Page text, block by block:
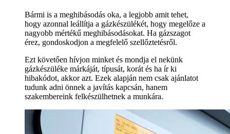
Bármi is a meghibásodás oka, a legjobb amit tehet,
hogy azonnal leállítja a gázkészülékét, hogy megelőze a
nagyobb mértékű meghibásodásokat. Ha gázszagot
érez, gondoskodjon a megfelelő szellőztetésről.
Ezt követően hívjon minket és mondja el nekünk
gázkészüléke márkáját, típusát, korát és ha ír ki
hibakódot, akkor azt. Ezek alapján nem csak ajánlatot
tudunk adni önnek a javítás kapcsán, hanem
szakembereink felkészülhetnek a munkára.